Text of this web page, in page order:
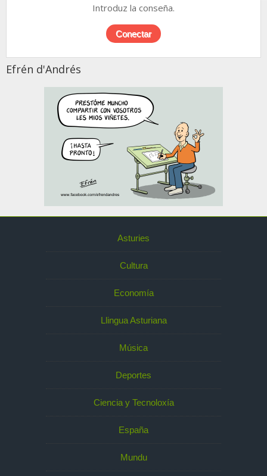
Introduz la conseña.
Efrén d'Andrés
Asturies
Cultura
Economía
Llingua Asturiana
Música
Deportes
Ciencia y Tecnoloxía
España
Mundu